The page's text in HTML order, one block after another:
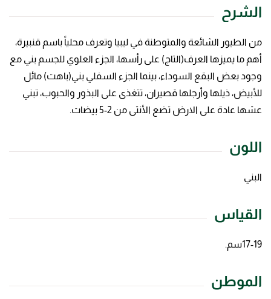
الشرح
من الطيور الشائعة والمتوطنة في ليبيا وتعرف محلياً باسم قنبيرة،
أهم ما يميزها العرف(التاج) على رأسها، الجزء العلوي للجسم بني مع
وجود بعض البقع السوداء، بينما الجزء السفلي بني(باهت) مائل
للأبيض، ذيلها وأرجلها قصيران، تتغذى على البذور والحبوب، تبني
عشها عادة على الارض تضع الأنثى من 2-5 بيضات.
اللون
البني
القياس
17-19سم.
الموطن